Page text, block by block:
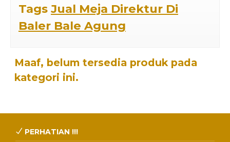
Tags Jual Meja Direktur Di
Baler Bale Agung
Maaf, belum tersedia produk pada
kategori ini.
PERHATIAN !!!